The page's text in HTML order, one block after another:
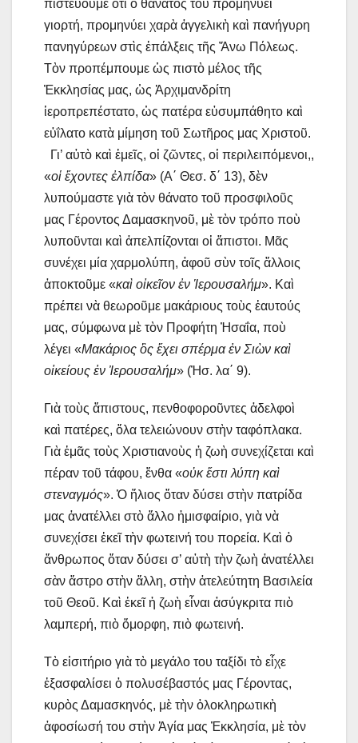
πιστεύουμε ὅτι ὁ θάνατός του προμηνύει
γιορτή, προμηνύει χαρὰ ἀγγελικὴ καὶ πανήγυρη
πανηγύρεων στὶς ἐπάλξεις τῆς Ἄνω Πόλεως.
Τὸν προπέμπουμε ὡς πιστὸ μέλος τῆς
Ἐκκλησίας μας, ὡς Ἀρχιμανδρίτη
ἱεροπρεπέστατο, ὡς πατέρα εὐσυμπάθητο καὶ
εὐΐλατο κατὰ μίμηση τοῦ Σωτῆρος μας Χριστοῦ.
Γι’ αὐτὸ καὶ ἐμεῖς, οἱ ζῶντες, οἱ περιλειπόμενοι,,
«οἱ ἔχοντες ἐλπίδα» (Α΄ Θεσ. δ΄ 13), δὲν
λυπούμαστε γιὰ τὸν θάνατο τοῦ προσφιλοῦς
μας Γέροντος Δαμασκηνοῦ, μὲ τὸν τρόπο ποὺ
λυποῦνται καὶ ἀπελπίζονται οἱ ἄπιστοι. Μᾶς
συνέχει μία χαρμολύπη, ἀφοῦ σὺν τοῖς ἄλλοις
ἀποκτοῦμε «καὶ οἰκεῖον ἐν Ἱερουσαλήμ». Καὶ
πρέπει νὰ θεωροῦμε μακάριους τοὺς ἑαυτούς
μας, σύμφωνα μὲ τὸν Προφήτη Ἠσαΐα, ποὺ
λέγει «Μακάριος ὃς ἔχει σπέρμα ἐν Σιὼν καὶ
οἰκείους ἐν Ἰερουσαλήμ» (Ἠσ. λα΄ 9).
​Γιὰ τοὺς ἄπιστους, πενθοφοροῦντες ἀδελφοὶ
καὶ πατέρες, ὅλα τελειώνουν στὴν ταφόπλακα.
Γιὰ ἐμᾶς τοὺς Χριστιανοὺς ἡ ζωὴ συνεχίζεται καὶ
πέραν τοῦ τάφου, ἔνθα «οὐκ ἔστι λύπη καὶ
στεναγμός». Ὁ ἥλιος ὅταν δύσει στὴν πατρίδα
μας ἀνατέλλει στὸ ἄλλο ἡμισφαίριο, γιὰ νὰ
συνεχίσει ἐκεῖ τὴν φωτεινή του πορεία. Καὶ ὁ
ἄνθρωπος ὅταν δύσει σ’ αὐτὴ τὴν ζωὴ ἀνατέλλει
σὰν ἄστρο στὴν ἄλλη, στὴν ἀτελεύτητη Βασιλεία
τοῦ Θεοῦ. Καὶ ἐκεῖ ἡ ζωὴ εἶναι ἀσύγκριτα πιὸ
λαμπερή, πιὸ ὄμορφη, πιὸ φωτεινή.
​Τὸ εἰσιτήριο γιὰ τὸ μεγάλο του ταξίδι τὸ εἶχε
ἐξασφαλίσει ὁ πολυσέβαστός μας Γέροντας,
κυρὸς Δαμασκηνός, μὲ τὴν ὁλοκληρωτικὴ
ἀφοσίωσή του στὴν Ἁγία μας Ἐκκλησία, μὲ τὸν